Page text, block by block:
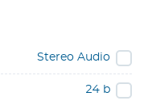
Stereo Audio
24 b